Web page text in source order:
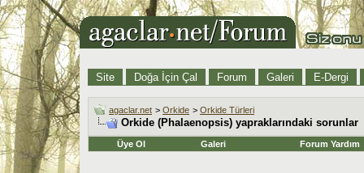
Site Doğa İçin Çal Forum Galeri E-Dergi
agaclar.net > Orkide > Orkide Türleri
Orkide (Phalaenopsis) yapraklarındaki sorunlar
Üye Ol Galeri Forum Yardım